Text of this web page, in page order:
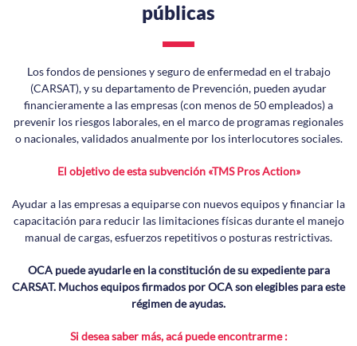
públicas
Los fondos de pensiones y seguro de enfermedad en el trabajo
(CARSAT), y su departamento de Prevención, pueden ayudar
financieramente a las empresas (con menos de 50 empleados) a
prevenir los riesgos laborales, en el marco de programas regionales
o nacionales, validados anualmente por los interlocutores sociales.
El objetivo de esta subvención «TMS Pros Action»
Ayudar a las empresas a equiparse con nuevos equipos y financiar la
capacitación para reducir las limitaciones físicas durante el manejo
manual de cargas, esfuerzos repetitivos o posturas restrictivas.
OCA puede ayudarle en la constitución de su expediente para
CARSAT. Muchos equipos firmados por OCA son elegibles para este
régimen de ayudas.
Si desea saber más, acá puede encontrarme :